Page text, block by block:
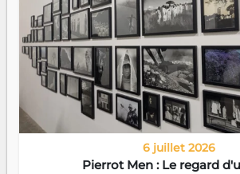
6 juillet 2026
Pierrot Men : Le regard